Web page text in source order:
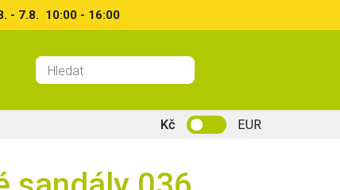
- 7.8. 10:00 - 16:00
Kč EUR